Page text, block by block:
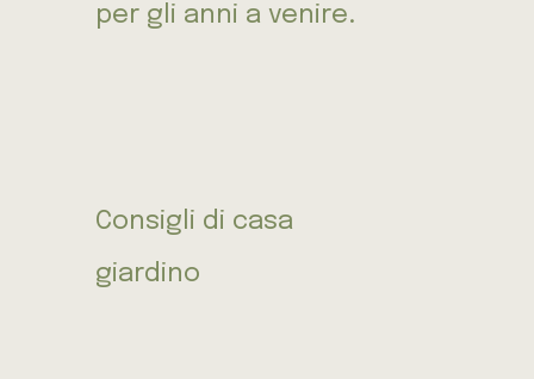
per gli anni a venire.
Consigli di casa
giardino